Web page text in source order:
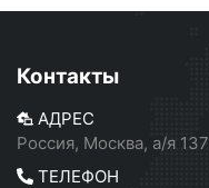
Контакты
АДРЕС
Россия, Москва, а/я 137
ТЕЛЕФОН